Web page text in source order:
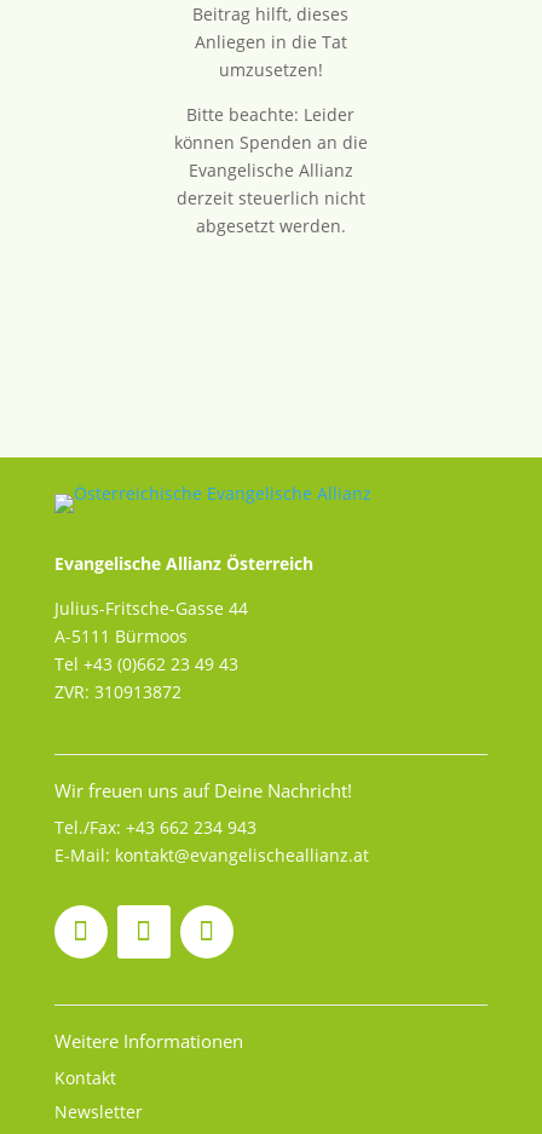
Beitrag hilft, dieses
Anliegen in die Tat
umzusetzen!
Bitte beachte: Leider
können Spenden an die
Evangelische Allianz
derzeit steuerlich nicht
abgesetzt werden.
Evangelische Allianz Österreich
Julius-Fritsche-Gasse 44
A-5111 Bürmoos
Tel +43 (0)662 23 49 43
ZVR: 310913872
Wir freuen uns auf Deine Nachricht!
Tel./Fax: +43 662 234 943
E-Mail: kontakt@evangelischeallianz.at
Weitere Informationen
Kontakt
Newsletter